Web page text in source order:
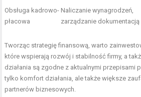
Obsługa kadrowo-
płacowa
Naliczanie wynagrodzeń,
zarządzanie dokumentacją
Tworząc strategię finansową, warto
które wspierają rozwój i stabilność firmy, a
działania są zgodne z aktualnymi przepisami
tylko komfort działania, ale także większe
partnerów biznesowych.